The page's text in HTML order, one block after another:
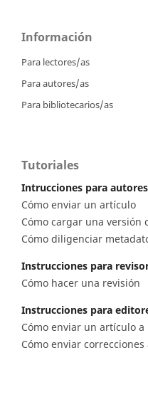
Información
Para lectores/as
Para autores/as
Para bibliotecarios/as
Tutoriales
Intrucciones para autores
Cómo enviar un artículo
Cómo cargar una versión
Cómo diligenciar
Instrucciones para
Cómo hacer una revisión
Instrucciones para
Cómo enviar un artículo a
Cómo enviar